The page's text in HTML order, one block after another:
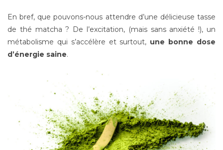
En bref, que pouvons-nous attendre d’une délicieuse tasse
de thé matcha ? De l’excitation, (mais sans anxiété !), un
métabolisme qui s’accélère et surtout, une bonne dose
d’énergie saine.